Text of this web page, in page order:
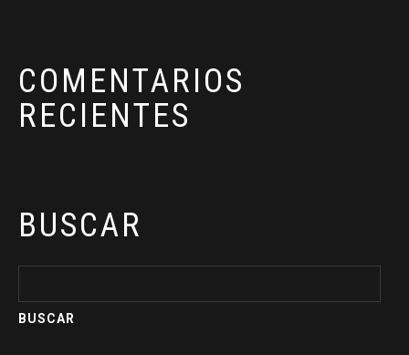
COMENTARIOS
RECIENTES
BUSCAR